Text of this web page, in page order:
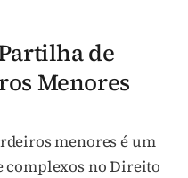
de
Menores
menores é um
complexos no Direito